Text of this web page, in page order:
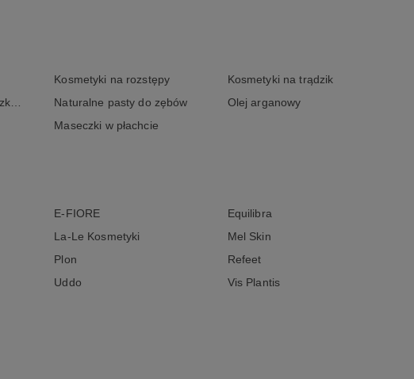
Kosmetyki na rozstępy
Kosmetyki na trądzik
Kremy przeciwzmarszczkowe Naturalne pasty do zębów
Olej arganowy
Maseczki w płachcie
E-FIORE
Equilibra
La-Le Kosmetyki
Mel Skin
Plon
Refeet
Uddo Vis Plantis